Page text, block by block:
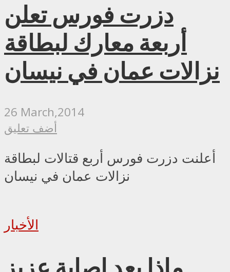
دزرت فورس تعلن
أربعة معارك لبطاقة
نزالات عمان في نيسان
26 March,2014
أضف تعليق
أعلنت دزرت فورس أربع قتالات لبطاقة
نزالات عمان في نيسان
الأخبار